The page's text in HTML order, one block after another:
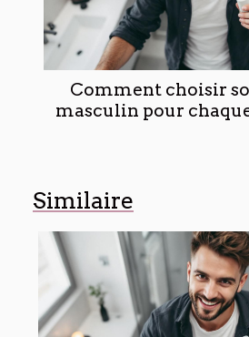
Comment choisir
masculin pour
Similaire